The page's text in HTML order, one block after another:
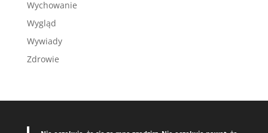
Wychowanie
Wygląd
Wywiady
Zdrowie